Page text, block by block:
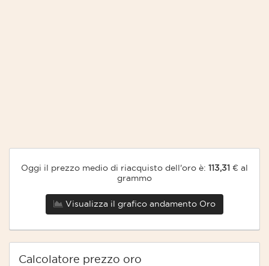
Oggi il prezzo medio di riacquisto dell'oro è: 113,31 € al
grammo
Visualizza il grafico andamento Oro
Calcolatore prezzo oro